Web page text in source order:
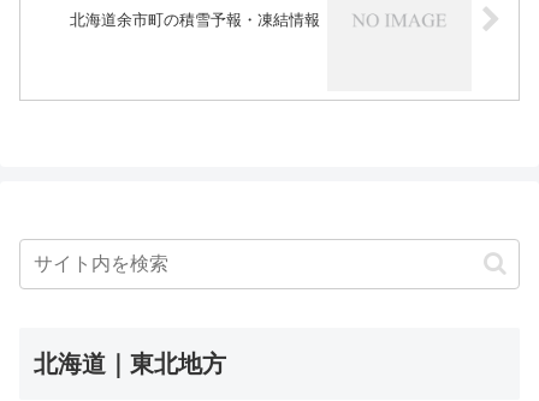
北海道余市町の積雪予報・凍結情報
北海道｜東北地方